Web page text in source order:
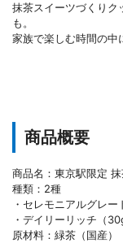
抹茶スイーツづくりク
も。
家族で楽しむ時間の中
商品概要
商品名：東京駅限定
種類：2種
・セレモニアルグレ
・デイリーリッチ（
原材料：緑茶（国産）